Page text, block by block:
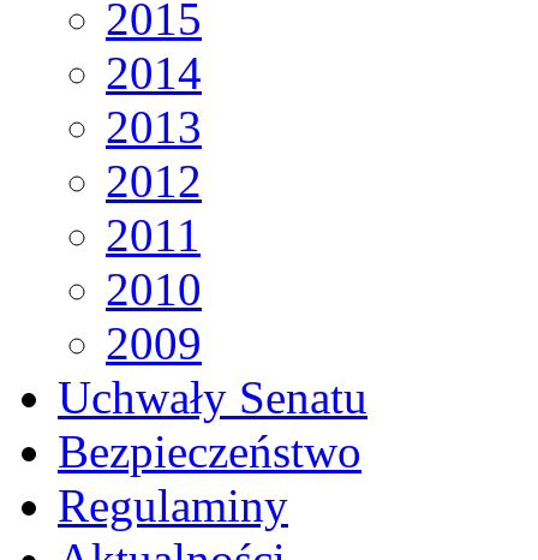
2015
2014
2013
2012
2011
2010
2009
Uchwały Senatu
Bezpieczeństwo
Regulaminy